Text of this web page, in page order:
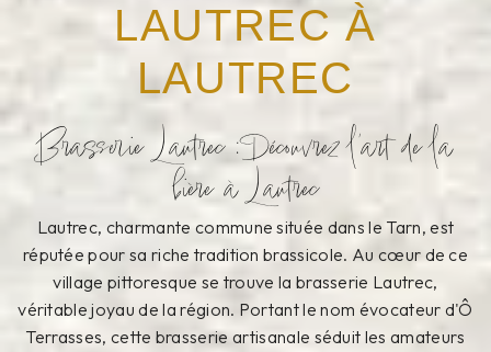
LAUTREC À
LAUTREC
Brasserie Lautrec : Découvrez l'art de la
bière à Lautrec
Lautrec, charmante commune située dans le Tarn, est
réputée pour sa riche tradition brassicole. Au cœur de ce
village pittoresque se trouve la brasserie Lautrec,
véritable joyau de la région. Portant le nom évocateur d'Ô
Terrasses, cette brasserie artisanale séduit les amateurs